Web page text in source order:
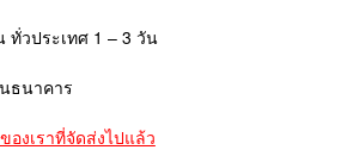
ทั่วประเทศ 1 – 3 วัน
ธนาคาร
องเราที่จัดส่งไปแล้ว